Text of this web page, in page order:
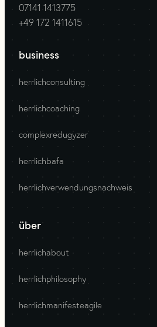
07141 1413775
+49 172 1411615
business
herrlichconsulting
herrlichcoaching
complexredugyzer
herrlichbafa
herrlichverwendungsnachweis
über
herrlichabout
herrlichphilosophy
herrlichmanifesteagile